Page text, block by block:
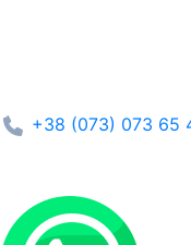
+38 (073) 073 65